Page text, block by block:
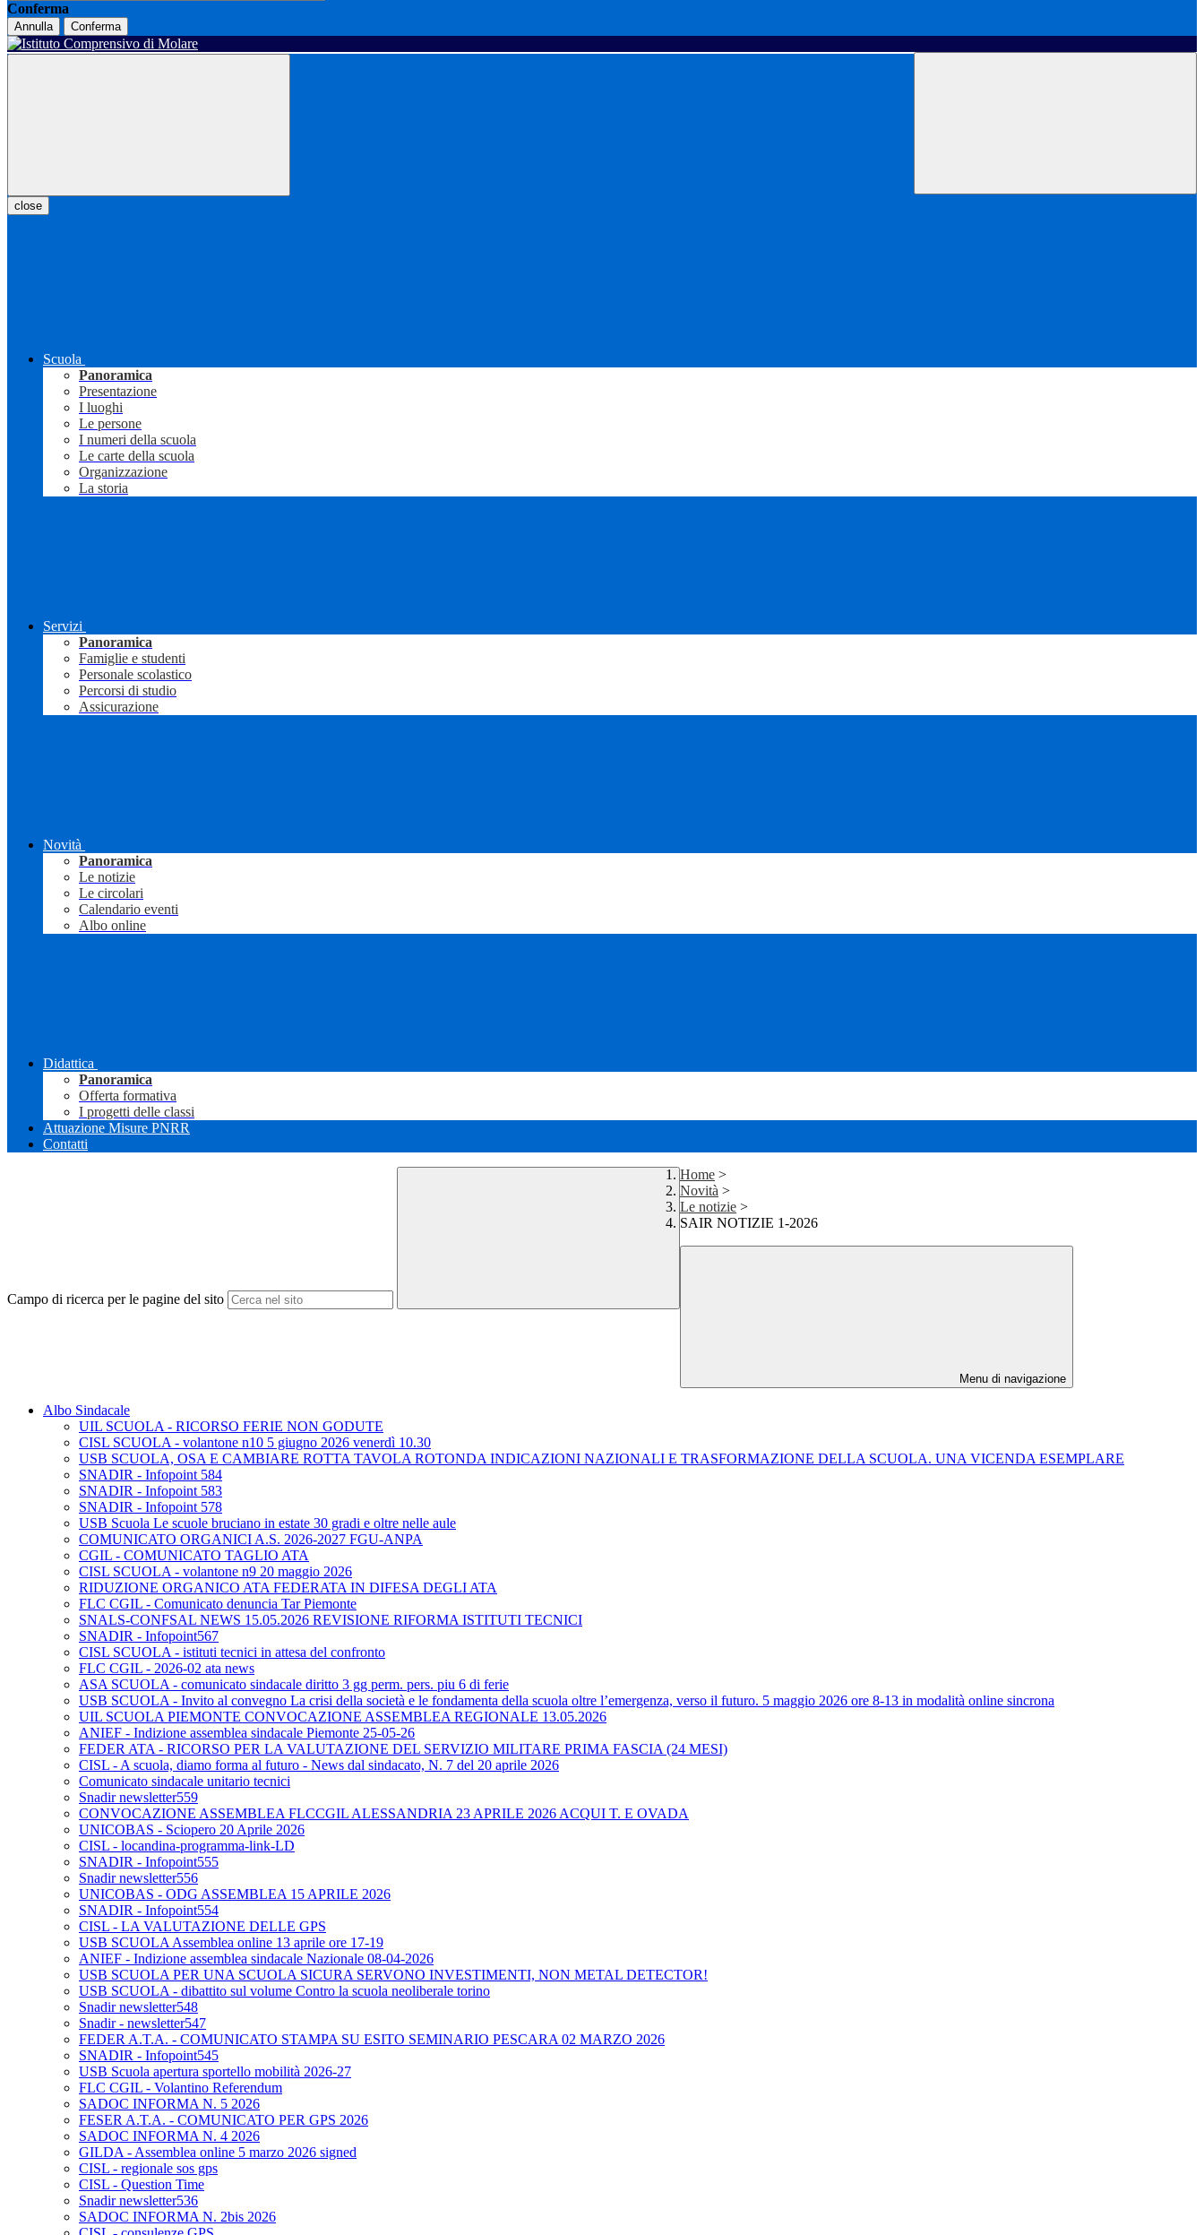
Conferma
Annulla Conferma
close
Scuola
Panoramica
Presentazione
I luoghi
Le persone
I numeri della scuola
Le carte della scuola
Organizzazione
La storia
Servizi
Panoramica
Famiglie e studenti
Personale scolastico
Percorsi di studio
Assicurazione
Novità
Panoramica
Le notizie
Le circolari
Calendario eventi
Albo online
Didattica
Panoramica
Offerta formativa
I progetti delle classi
Attuazione Misure PNRR
Contatti
Campo di ricerca per le pagine del sito
Home >
Novità >
Le notizie >
SAIR NOTIZIE 1-2026
Menu di navigazione
Albo Sindacale
UIL SCUOLA - RICORSO FERIE NON GODUTE
CISL SCUOLA - volantone n10 5 giugno 2026 venerdì 10.30
USB SCUOLA, OSA E CAMBIARE ROTTA TAVOLA ROTONDA INDICAZIONI NAZIONALI E TRASFORMAZIONE DELLA SCUOLA. UNA VICENDA ESEMPLARE
SNADIR - Infopoint 584
SNADIR - Infopoint 583
SNADIR - Infopoint 578
USB Scuola Le scuole bruciano in estate 30 gradi e oltre nelle aule
COMUNICATO ORGANICI A.S. 2026-2027 FGU-ANPA
CGIL - COMUNICATO TAGLIO ATA
CISL SCUOLA - volantone n9 20 maggio 2026
RIDUZIONE ORGANICO ATA FEDERATA IN DIFESA DEGLI ATA
FLC CGIL - Comunicato denuncia Tar Piemonte
SNALS-CONFSAL NEWS 15.05.2026 REVISIONE RIFORMA ISTITUTI TECNICI
SNADIR - Infopoint567
CISL SCUOLA - istituti tecnici in attesa del confronto
FLC CGIL - 2026-02 ata news
ASA SCUOLA - comunicato sindacale diritto 3 gg perm. pers. piu 6 di ferie
USB SCUOLA - Invito al convegno La crisi della società e le fondamenta della scuola oltre l’emergenza, verso il futuro. 5 maggio 2026 ore 8-13 in modalità online sincrona
UIL SCUOLA PIEMONTE CONVOCAZIONE ASSEMBLEA REGIONALE 13.05.2026
ANIEF - Indizione assemblea sindacale Piemonte 25-05-26
FEDER ATA - RICORSO PER LA VALUTAZIONE DEL SERVIZIO MILITARE PRIMA FASCIA (24 MESI)
CISL - A scuola, diamo forma al futuro - News dal sindacato, N. 7 del 20 aprile 2026
Comunicato sindacale unitario tecnici
Snadir newsletter559
CONVOCAZIONE ASSEMBLEA FLCCGIL ALESSANDRIA 23 APRILE 2026 ACQUI T. E OVADA
UNICOBAS - Sciopero 20 Aprile 2026
CISL - locandina-programma-link-LD
SNADIR - Infopoint555
Snadir newsletter556
UNICOBAS - ODG ASSEMBLEA 15 APRILE 2026
SNADIR - Infopoint554
CISL - LA VALUTAZIONE DELLE GPS
USB SCUOLA Assemblea online 13 aprile ore 17-19
ANIEF - Indizione assemblea sindacale Nazionale 08-04-2026
USB SCUOLA PER UNA SCUOLA SICURA SERVONO INVESTIMENTI, NON METAL DETECTOR!
USB SCUOLA - dibattito sul volume Contro la scuola neoliberale torino
Snadir newsletter548
Snadir - newsletter547
FEDER A.T.A. - COMUNICATO STAMPA SU ESITO SEMINARIO PESCARA 02 MARZO 2026
SNADIR - Infopoint545
USB Scuola apertura sportello mobilità 2026-27
FLC CGIL - Volantino Referendum
SADOC INFORMA N. 5 2026
FESER A.T.A. - COMUNICATO PER GPS 2026
SADOC INFORMA N. 4 2026
GILDA - Assemblea online 5 marzo 2026 signed
CISL - regionale sos gps
CISL - Question Time
Snadir newsletter536
SADOC INFORMA N. 2bis 2026